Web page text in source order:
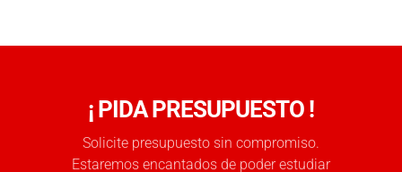
¡ PIDA PRESUPUESTO !
Solicite presupuesto sin compromiso.
Estaremos encantados de poder estudiar